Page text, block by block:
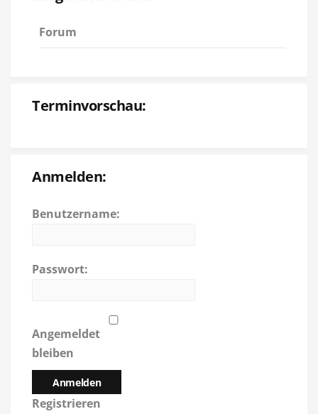
Forum
Terminvorschau:
Anmelden:
Benutzername:
Passwort:
Angemeldet
bleiben
Anmelden
Registrieren